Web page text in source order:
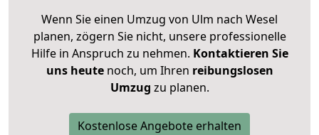
Wenn Sie einen Umzug von Ulm nach Wesel
planen, zögern Sie nicht, unsere professionelle
Hilfe in Anspruch zu nehmen. Kontaktieren Sie
uns heutenoch, um Ihren reibungslosen
Umzug zu planen.
Kostenlose Angebote erhalten